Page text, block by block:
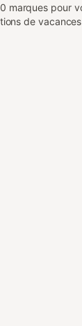
marques pour
de